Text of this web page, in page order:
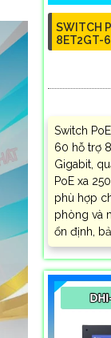
SWITCH
8ET2GT-
Switch
60 hỗ trợ
Gigabit,
PoE xa
phù hợp
phòng và
ổn định,